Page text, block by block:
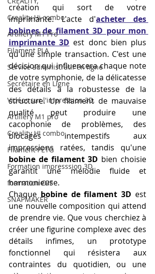
Creality Hi combo
Artillery M1 Pro
Filament PLA
Service administratif en ligne
Secrétaire en Ligne
Vidéos sur l'impression 3D,
Artillery M1 pro
Creality HI combo
Filament PETG
Formation impresssion 3D
formation CPF
SNAPMAKER
création qui sort de votre
imprimante. L'acte d'acheter des
bobines de filament 3D pour mon
imprimante 3D est donc bien plus
qu'une simple transaction. C'est une
décision qui influencera chaque note
de votre symphonie, de la délicatesse
des détails à la robustesse de la
structure. Un filament de mauvaise
qualité peut produire une
cacophonie de problèmes, des
blocages intempestifs aux
bobine de filament 3D bien choisie
garantit une mélodie fluide et
harmonieuse.
Chaque bobine de filament 3D est
une nouvelle composition qui attend
de prendre vie. Que vous cherchiez à
créer une figurine complexe avec des
détails infimes, un prototype
fonctionnel qui résistera aux
contraintes du quotidien, ou une